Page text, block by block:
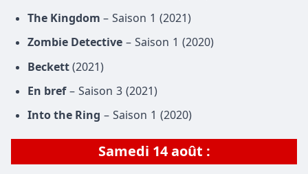
The Kingdom – Saison 1 (2021)
Zombie Detective – Saison 1 (2020)
Beckett (2021)
En bref– Saison 3 (2021)
Into the Ring – Saison 1 (2020)
Samedi 14 août :